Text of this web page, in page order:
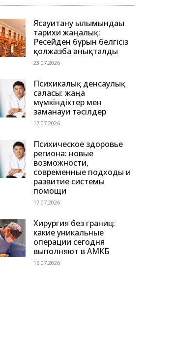
Ясауитану ғылымындағы
тарихи жаңалық:
Ресейден бұрын белгісіз
қолжазба анықталды
23.07.2026
Психикалық денсаулық
саласы: жаңа
мүмкіндіктер мен
заманауи тәсілдер
17.07.2026
Психическое здоровье
региона: новые
возможности,
современные подходы и
развитие системы
помощи
17.07.2026
Хирургия без границ:
какие уникальные
операции сегодня
выполняют в АМКБ
16.07.2026